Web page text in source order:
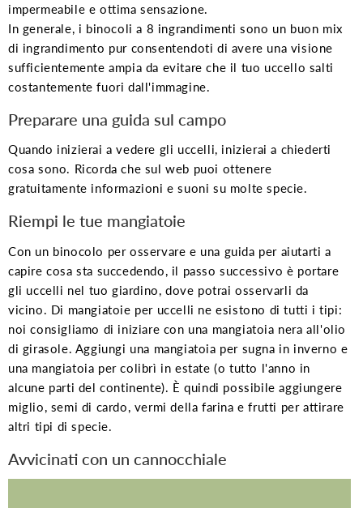
impermeabile e ottima sensazione.
In generale, i binocoli a 8 ingrandimenti sono un buon mix
di ingrandimento pur consentendoti di avere una visione
sufficientemente ampia da evitare che il tuo uccello salti
costantemente fuori dall'immagine.
Preparare una guida sul campo
Quando inizierai a vedere gli uccelli, inizierai a chiederti
cosa sono. Ricorda che sul web puoi ottenere
gratuitamente informazioni e suoni su molte specie.
Riempi le tue mangiatoie
Con un binocolo per osservare e una guida per aiutarti a
capire cosa sta succedendo, il passo successivo è portare
gli uccelli nel tuo giardino, dove potrai osservarli da
vicino. Di mangiatoie per uccelli ne esistono di tutti i tipi:
noi consigliamo di iniziare con una mangiatoia nera all'olio
di girasole. Aggiungi una mangiatoia per sugna in inverno e
una mangiatoia per colibrì in estate (o tutto l'anno in
alcune parti del continente). È quindi possibile aggiungere
miglio, semi di cardo, vermi della farina e frutti per attirare
altri tipi di specie.
Avvicinati con un cannocchiale